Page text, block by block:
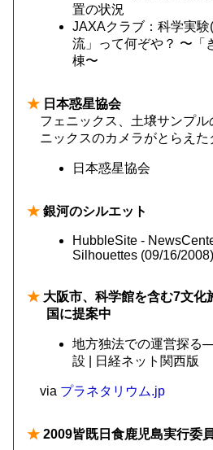
置の状況
JAXAクラブ：科学実
流」って何ぞや？ 〜「
棟〜
★ 日本惑星協会
フェニックス、土壌サンプル
ニックスのカメラがとらえ
日本惑星協会
★ 銀河のシルエット
HubbleSite -
Silhouettes (09/16/
★ 大阪市、科学館を含む7文化
国に提案中
地方独法での運営探る
設 | 日経ネット関西版
via プラネタリウム.jp
★ 2009皆既日食鹿児島実行委